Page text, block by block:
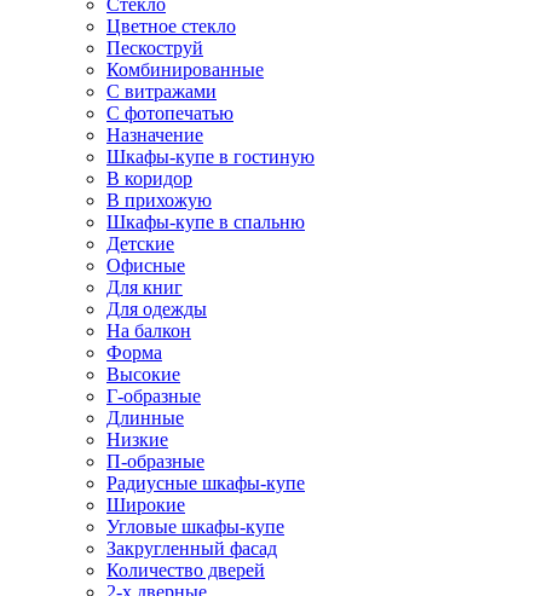
Стекло
Цветное стекло
Пескоструй
Комбинированные
С витражами
С фотопечатью
Назначение
Шкафы-купе в гостиную
В коридор
В прихожую
Шкафы-купе в спальню
Детские
Офисные
Для книг
Для одежды
На балкон
Форма
Высокие
Г-образные
Длинные
Низкие
П-образные
Радиусные шкафы-купе
Широкие
Угловые шкафы-купе
Закругленный фасад
Количество дверей
2-х дверные